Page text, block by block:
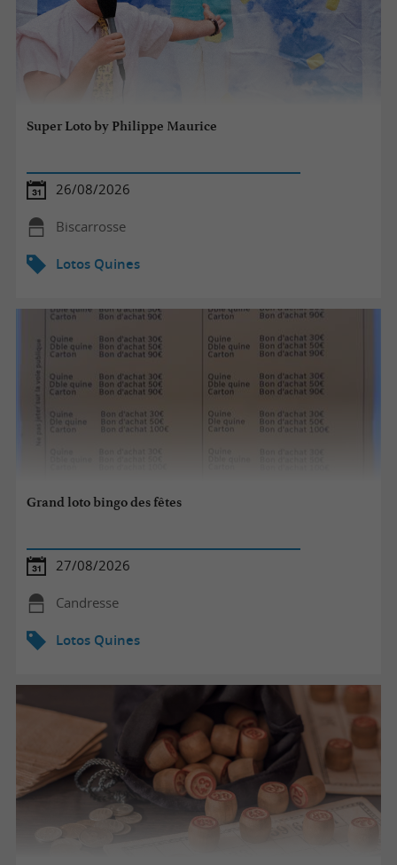
Super Loto by Philippe Maurice
26/08/2026
Biscarrosse
Lotos Quines
Grand loto bingo des fêtes
27/08/2026
Candresse
Lotos Quines